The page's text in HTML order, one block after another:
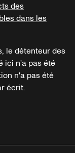
des
dans les
le détenteur des
ici n'a pas été
n'a pas été
écrit.